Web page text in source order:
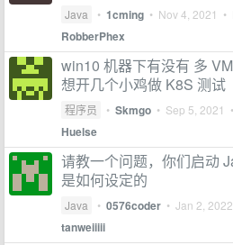
Java • 1cming • Nov 4, 2021 •
RobberPhex
win10 机器下有没有 多
想开几个小鸡做 K8S 测试
程序员 • Skmgo • Sep 5, 2021
Huelse
请教一个问题，你们启动
是如何设定的
Java • 0576coder • Jan 2, 2022
tanweiiiii